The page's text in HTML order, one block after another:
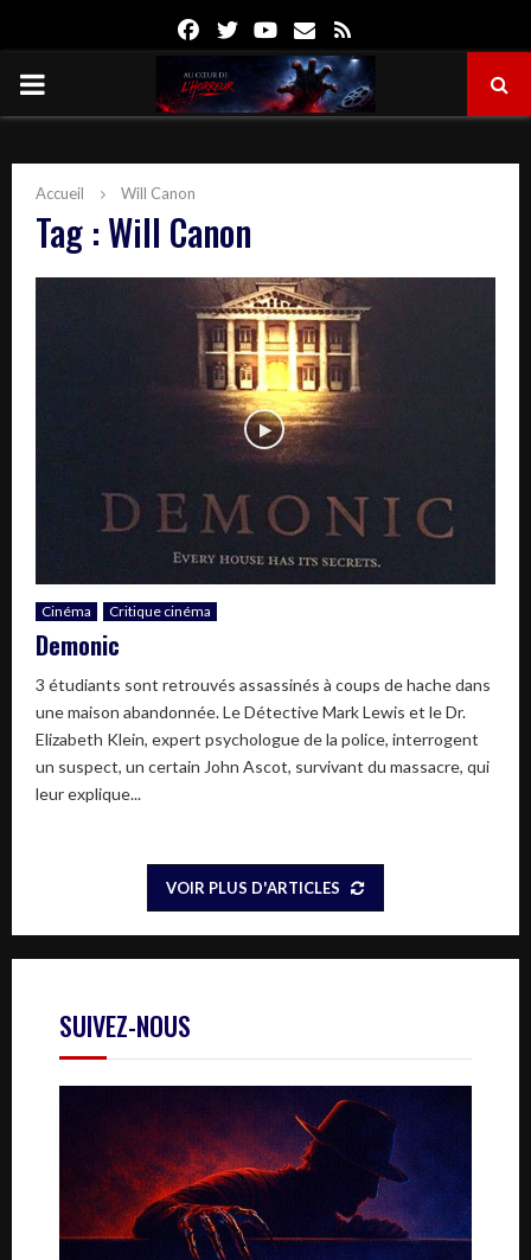
FacebookTwitterYoutube
Email
PRIMARY
Accueil Will Canon
Tag : Will Canon
Cinéma Critique cinéma
Demonic
3 étudiants sont retrouvés assassinés à coups de hache dans
une maison abandonnée. Le Détective Mark Lewis et le Dr.
Elizabeth Klein, expert psychologue de la police, interrogent
un suspect, un certain John Ascot, survivant du massacre, qui
leur explique...
VOIR PLUS D'ARTICLES
SUIVEZ-NOUS